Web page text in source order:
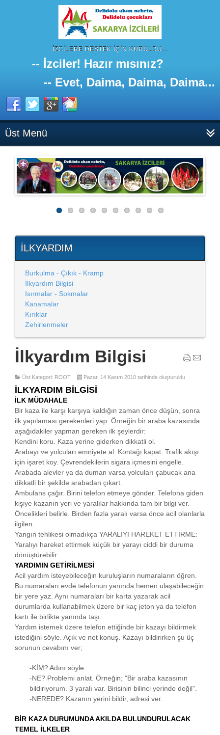
İZCILERE DESTEK IÇIN KURULDU...
-- İzciler! Hazır mısınız?
-- Evet, Daima, Daima, Daima...
Üst Menü
İLKYARDIM
Burkulma - Çıkık - Kramp
İlkyardım Bilgisi
Isırmalar - Sokmalar
Kanamalar
Kırıklar
Zehirlenmeler
İlkyardım Bilgisi
Üst Kategori: ROOT Pazar, 14 Kasım 2010 tarihinde oluşturuldu
İLKYARDIM BİLGİSİ
İLK MÜDAHALE
Bir kaza ile karşı karşıya kaldığın zaman önce düşün, sonra
ilk yapılaması gerekenleri yap. Örneğin bir araba kazasında
aşağıdakiler yapman gereken ilk şeylerdir:
Kendini koru. Kaza yerine giderken dikkatli ol.
Arabayı ve yolcuları emniyete al. Kontağı kapat. Trafik akışı
için işaret koy. Çevrendekilerin sigara içmesini engelle.
Arabada alevler ya da duman varsa yolcuları çabucak ana
dikkatli bir şekilde arabadan çıkart.
Ambulans çağır. Birini telefon etmeye gönder. Telefona giden
kişiye kazanın yeri ve yaralılar hakkında tam bir bilgi ver.
Öncelikleri belirle. Birden fazla yaralı varsa önce acil olanlarla
ilgilen.
Yangın tehlikesi olmadıkça YARALIYI HAREKET ETTİRME:
Yaralıyı hareket ettirmek küçük bir yarayı ciddi bir duruma
dönüştürebilir.
YARDIMIN GETİRİLMESİ
Acil yardım isteyebileceğin kuruluşların numaraların öğren.
Bu numaraları evde telefonun yanında hemen ulaşabileceğin
bir yere yaz. Aynı numaraları bir karta yazarak acil
durumlarda kullanabilmek üzere bir kaç jeton ya da telefon
kartı ile birlikte yanında taşı.
Yardım istemek üzere telefon ettiğinde bir kazayı bildirmek
istediğini söyle. Açık ve net konuş. Kazayı bildirirken şu üç
sorunun cevabını ver;
-KİM? Adını söyle.
-NE? Problemi anlat. Örneğin; "Bir araba kazasının
bildiriyorum. 3 yaralı var. Birisinin bilinci yerinde değil".
-NEREDE? Kazanın yerini bildir, adresi ver.
BİR KAZA DURUMUNDA AKILDA BULUNDURULACAK
TEMEL İLKELER